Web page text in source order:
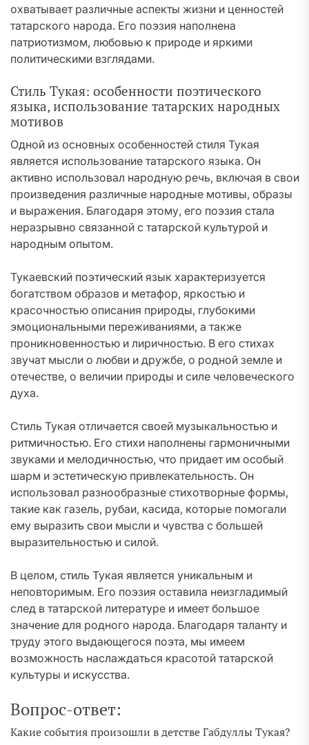
охватывает различные аспекты жизни и ценностей
татарского народа. Его поэзия наполнена
патриотизмом, любовью к природе и яркими
политическими взглядами.
Стиль Тукая: особенности поэтического
языка, использование татарских народных
мотивов
Одной из основных особенностей стиля Тукая
является использование татарского языка. Он
активно использовал народную речь, включая в свои
произведения различные народные мотивы, образы
и выражения. Благодаря этому, его поэзия стала
неразрывно связанной с татарской культурой и
народным опытом.
Тукаевский поэтический язык характеризуется
богатством образов и метафор, яркостью и
красочностью описания природы, глубокими
эмоциональными переживаниями, а также
проникновенностью и лиричностью. В его стихах
звучат мысли о любви и дружбе, о родной земле и
отечестве, о величии природы и силе человеческого
духа.
Стиль Тукая отличается своей музыкальностью и
ритмичностью. Его стихи наполнены гармоничными
звуками и мелодичностью, что придает им особый
шарм и эстетическую привлекательность. Он
использовал разнообразные стихотворные формы,
такие как газель, рубаи, касида, которые помогали
ему выразить свои мысли и чувства с большей
выразительностью и силой.
В целом, стиль Тукая является уникальным и
неповторимым. Его поэзия оставила неизгладимый
след в татарской литературе и имеет большое
значение для родного народа. Благодаря таланту и
труду этого выдающегося поэта, мы имеем
возможность наслаждаться красотой татарской
культуры и искусства.
Вопрос-ответ:
Какие события произошли в детстве Габдуллы Тукая?